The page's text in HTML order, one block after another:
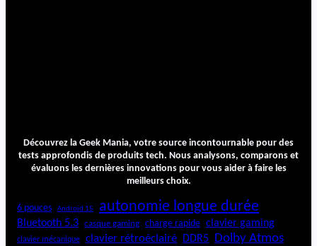
Découvrez la Geek Mania, votre source incontournable pour des
tests approfondis de produits tech. Nous analysons, comparons et
évaluons les dernières innovations pour vous aider à faire les
meilleurs choix.
6 pouces Android 15 autonomie longue durée
Bluetooth 5.3 casque gaming charge rapide clavier gaming
clavier mécanique clavier rétroéclairé DDR5 Dolby Atmos